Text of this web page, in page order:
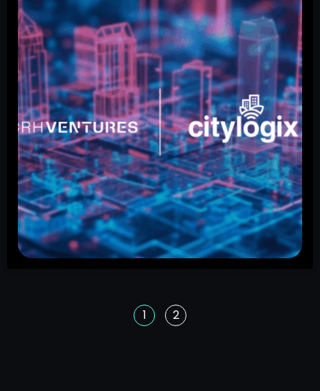
CRH Ventures s’associe à Citylogix pour
accélérer la transformation numérique
de la gestion des infrastructures
routières
New York [16 h 30 (HE), le 6 janvier 2026] – CRH
Ventures, la branche de capital-risque de CRH, a
annoncé aujourd’hui un investissement stratégique
1 2